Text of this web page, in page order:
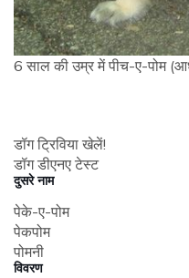
6 साल की उम्र में पीच-ए-पोम
डॉग ट्रिविया खेलें!
डॉग डीएनए टेस्ट
दुसरे नाम
पेके-ए-पोम
पेकपोम
पोमनी
विवरण